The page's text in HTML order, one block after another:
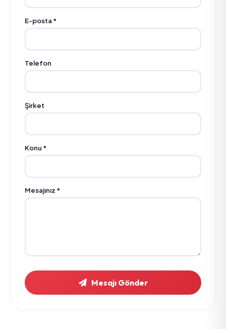
E-posta *
Telefon
Şirket
Konu *
Mesajınız *
Mesajı Gönder